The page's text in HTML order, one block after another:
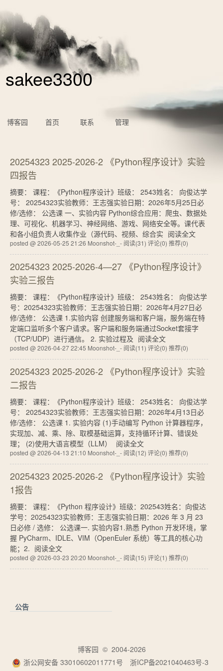
sakee3300
博客园 首页 联系 管理
20254323 2025-2026-2 《Python程序设计》实验
四报告
摘要： 课程：《Python程序设计》班级： 2543姓名： 向俊达学
号： 20254323实验教师：王志强实验日期：2026年5月25日必
修/选修： 公选课 一、实验内容 Python综合应用：爬虫、数据处
理、可视化、机器学习、神经网络、游戏、网络安全等。课代表
和各小组负责人收集作业（源代码、视频、综合实 阅读全文
posted @ 2026-05-25 21:26 Moonshot-_- 阅读(31) 评论(0) 推荐(0)
20254323 2025-2026-4—27 《Python程序设计》
实验三报告
摘要： 课程：《Python程序设计》班级： 2543姓名： 向俊达学
号：20254323实验教师：王志强实验日期：2026年4月27日必
修/选修： 公选课 1.实验内容 创建服务端和客户端，服务端在特
定端口监听多个客户请求。客户端和服务端通过Socket套接字
（TCP/UDP）进行通信。 2. 实验过程及 阅读全文
posted @ 2026-04-27 22:45 Moonshot-_- 阅读(11) 评论(0) 推荐(0)
20254323 2025-2026-2 《Python程序设计》实验
二报告
摘要： 课程：《Python程序设计》班级： 2543姓名： 向俊达学
号： 20254323实验教师：王志强实验日期：2026年4月13日必
修/选修： 公选课 1. 实验内容 (1)手动编写 Python 计算器程序，
实现加、减、乘、除、取模基础运算，支持循环计算、错误处
理； (2)使用大语言模型（LLM）
阅读全文
posted @ 2026-04-13 21:10 Moonshot-_- 阅读(12) 评论(0) 推荐(0)
20254323 2025-2026-2 《Python程序设计》实验
1报告
摘要： 课程：《Python 程序设计》班级：202543姓名：向俊达
学号：20254323实验教师：王志强实验日期：2026 年 3 月 23
日必修 / 选修： 公选课一. 实验内容1.熟悉 Python 开发环境，掌
握 PyCharm、IDLE、VIM（OpenEuler 系统）等工具的核心功
能；2. 阅读全文
posted @ 2026-03-23 20:20 Moonshot-_- 阅读(15) 评论(1) 推荐(0)
公告
博客园 © 2004-2026
浙公网安备 33010602011771号
浙ICP备2021040463号-3